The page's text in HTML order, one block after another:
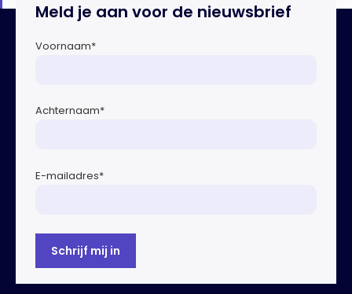
Meld je aan voor de nieuwsbrief
Voornaam*
Achternaam*
E-mailadres*